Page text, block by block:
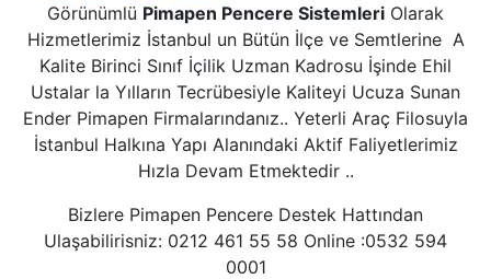
Görünümlü Pimapen Pencere Sistemleri Olarak
Hizmetlerimiz İstanbul un Bütün İlçe ve Semtlerine A
Kalite Birinci Sınıf İçilik Uzman Kadrosu İşinde Ehil
Ustalar la Yılların Tecrübesiyle Kaliteyi Ucuza Sunan
Ender Pimapen Firmalarındanız.. Yeterli Araç Filosuyla
İstanbul Halkına Yapı Alanındaki Aktif Faliyetlerimiz
Hızla Devam Etmektedir ..
Bizlere Pimapen Pencere Destek Hattından
Ulaşabilirisniz: 0212 461 55 58 Online :0532 594
0001